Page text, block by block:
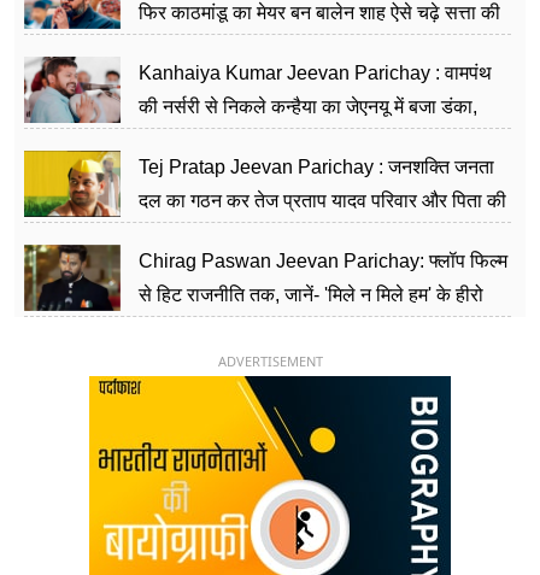
फिर काठमांडू का मेयर बन बालेन शाह ऐसे चढ़े सत्ता की
Kanhaiya Kumar Jeevan Parichay : वामपंथ
की नर्सरी से निकले कन्हैया का जेएनयू में बजा डंका,
Tej Pratap Jeevan Parichay : जनशक्ति जनता
दल का गठन कर तेज प्रताप यादव परिवार और पिता की
Chirag Paswan Jeevan Parichay: फ्लॉप फिल्म
से हिट राजनीति तक, जानें- 'मिले न मिले हम' के हीरो
ADVERTISEMENT